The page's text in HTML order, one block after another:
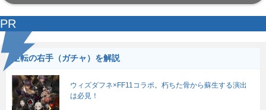
PR
逆転の右手（ガチャ）を解説
ウィズダフネ×FF11コラボ。朽ちた骨から蘇生する演出
は必見！